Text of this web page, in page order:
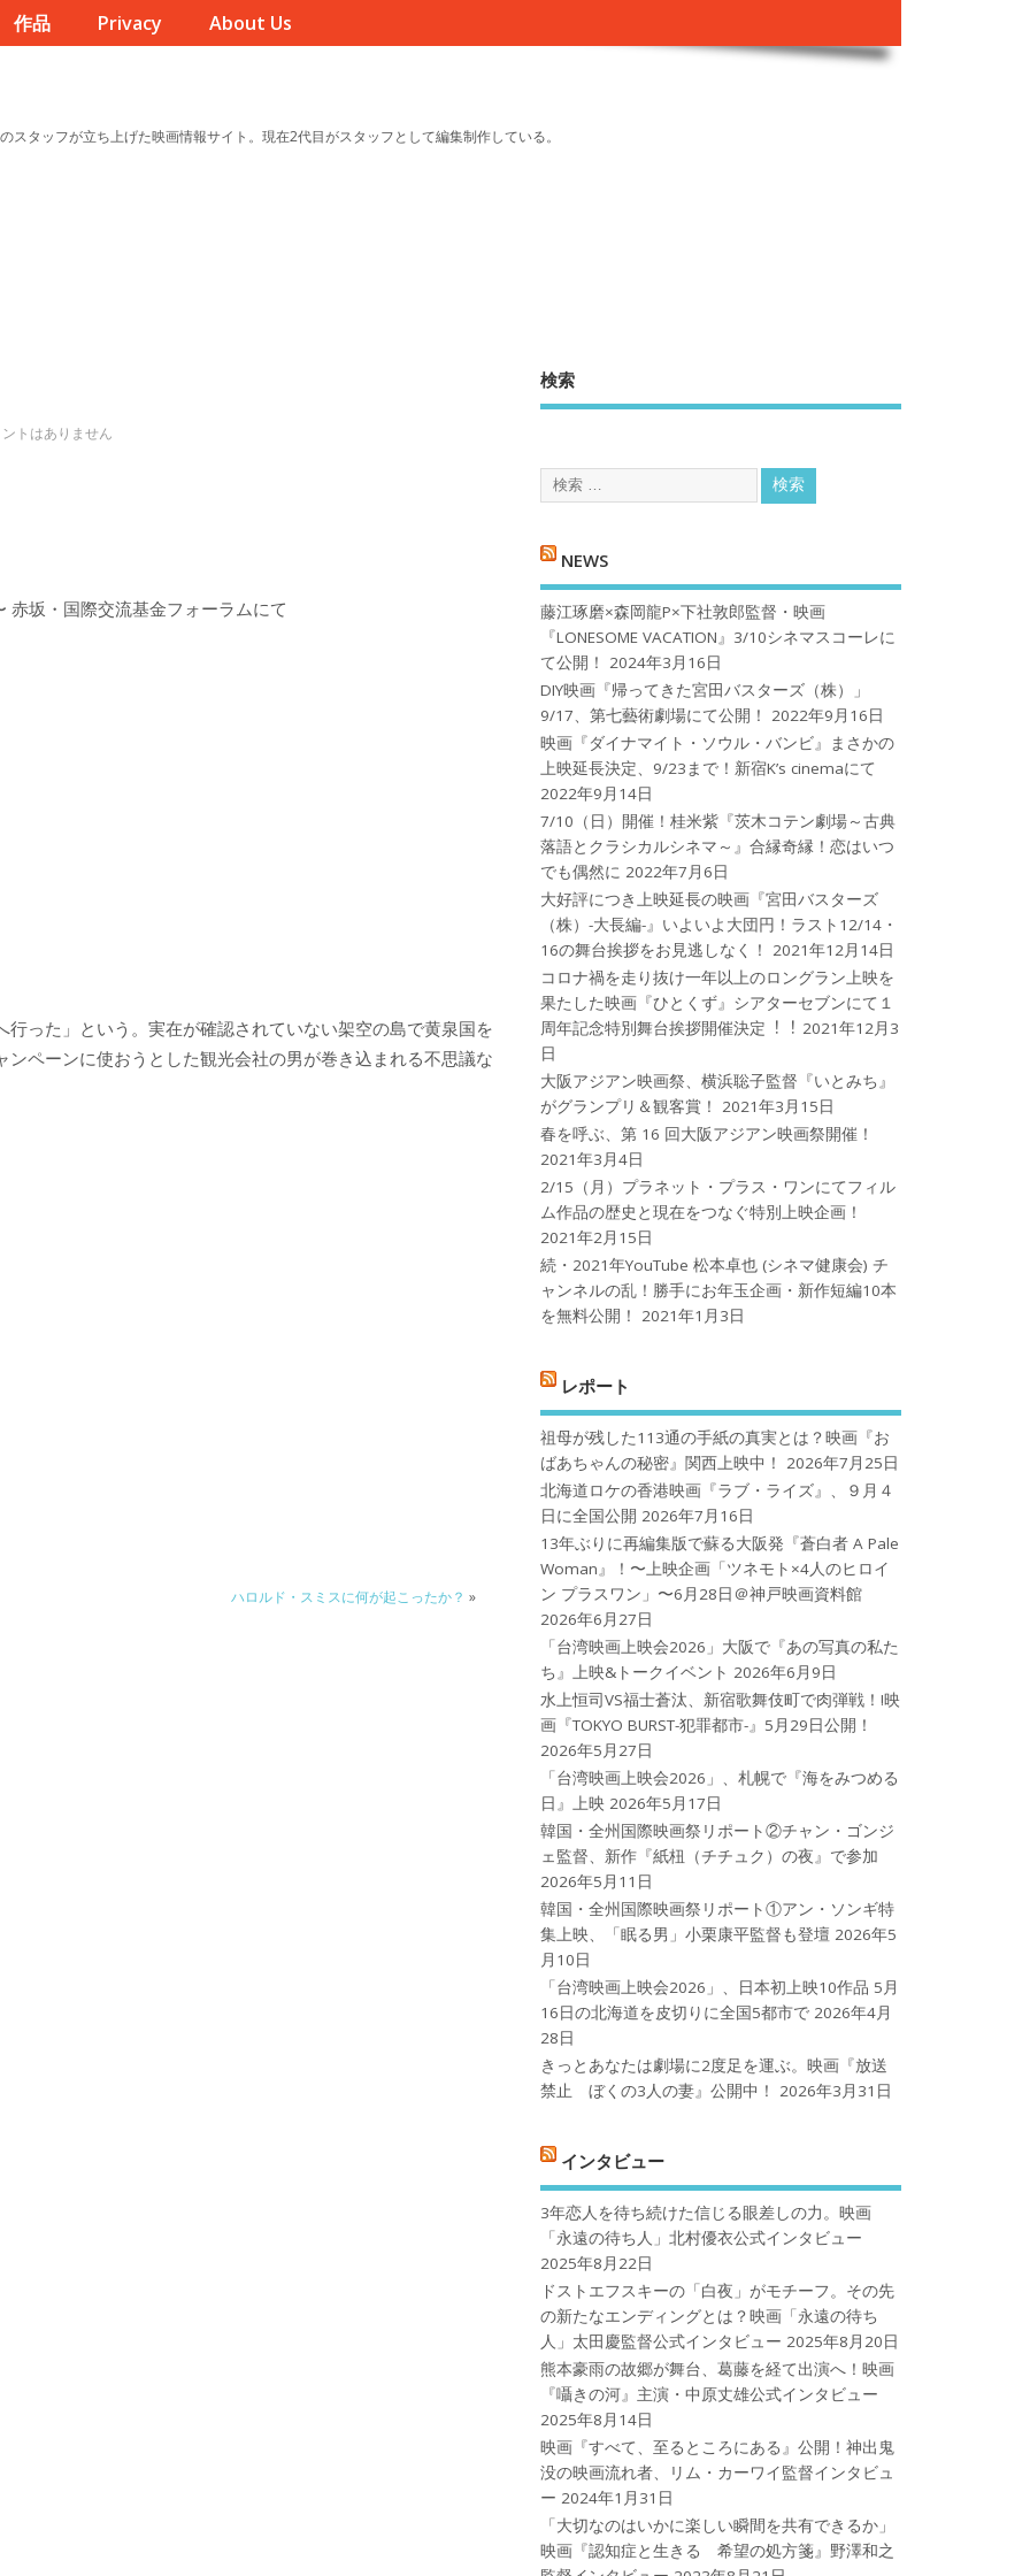
作品 Privacy About Us
タッフが立ち上げた映画情報サイト。現在2代目がスタッフとして編集制作している。
トはありません
坂・国際交流基金フォーラムにて
った」という。実在が確認されていない架空の島で黄泉国を
ペーンに使おうとした観光会社の男が巻き込まれる不思議な
ハロルド・スミスに何が起こったか？ »
検索
NEWS
藤江琢磨×森岡龍P×下社敦郎監督・映画
『LONESOME VACATION』3/10シネマスコーレに
て公開！
2024年3月16日
DIY映画『帰ってきた宮田バスターズ（株）」
9/17、第七藝術劇場にて公開！
2022年9月16日
映画『ダイナマイト・ソウル・バンビ』まさかの
上映延長決定、9/23まで！新宿K’s cinemaにて
2022年9月14日
7/10（日）開催！桂米紫『茨木コテン劇場～古典
落語とクラシカルシネマ～』合縁奇縁！恋はいつ
でも偶然に 2022年7月6日
大好評につき上映延長の映画『宮田バスターズ
（株）-大長編-』いよいよ大団円！ラスト12/14・
16の舞台挨拶をお見逃しなく！
2021年12月14日
コロナ禍を⾛り抜け⼀年以上のロングラン上映を
果たした映画『ひとくず』シアターセブンにて１
周年記念特別舞台挨拶開催決定︕︕ 2021年12月3
日
大阪アジアン映画祭、横浜聡子監督『いとみち』
がグランプリ＆観客賞！
2021年3月15日
春を呼ぶ、第 16 回大阪アジアン映画祭開催！
2021年3月4日
2/15（月）プラネット・プラス・ワンにてフィル
ム作品の歴史と現在をつなぐ特別上映企画！
2021年2月15日
続・2021年YouTube 松本卓也 (シネマ健康会) チ
ャンネルの乱！勝手にお年玉企画・新作短編10本
を無料公開！
2021年1月3日
レポート
祖母が残した113通の手紙の真実とは？映画『お
ばあちゃんの秘密』関西上映中！
2026年7月25日
北海道ロケの香港映画『ラブ・ライズ』、９月４
日に全国公開 2026年7月16日
13年ぶりに再編集版で蘇る大阪発『蒼白者 A Pale
Woman』！〜上映企画「ツネモト×4人のヒロイ
ン プラスワン」〜6月28日＠神戸映画資料館
2026年6月27日
「台湾映画上映会2026」大阪で『あの写真の私た
ち』上映&トークイベント 2026年6月9日
水上恒司VS福士蒼汰、新宿歌舞伎町で肉弾戦！!映
画『TOKYO BURST-犯罪都市-』5月29日公開！
2026年5月27日
「台湾映画上映会2026」、札幌で『海をみつめる
日』上映 2026年5月17日
韓国・全州国際映画祭リポート②チャン・ゴンジ
ェ監督、新作『紙杻（チチュク）の夜』で参加
2026年5月11日
韓国・全州国際映画祭リポート①アン・ソンギ特
集上映、「眠る男」小栗康平監督も登壇 2026年5
月10日
「台湾映画上映会2026」、日本初上映10作品 5月
16日の北海道を皮切りに全国5都市で 2026年4月
28日
きっとあなたは劇場に2度足を運ぶ。映画『放送
禁止 ぼくの3人の妻』公開中！
2026年3月31日
インタビュー
3年恋人を待ち続けた信じる眼差しの力。映画
「永遠の待ち人」北村優衣公式インタビュー
2025年8月22日
ドストエフスキーの「白夜」がモチーフ。その先
の新たなエンディングとは？映画「永遠の待ち
人」太田慶監督公式インタビュー 2025年8月20日
熊本豪雨の故郷が舞台、葛藤を経て出演へ！映画
『囁きの河』主演・中原丈雄公式インタビュー
2025年8月14日
映画『すべて、至るところにある』公開！神出鬼
没の映画流れ者、リム・カーワイ監督インタビュ
ー 2024年1月31日
「大切なのはいかに楽しい瞬間を共有できるか」
映画『認知症と生きる 希望の処方箋』野澤和之